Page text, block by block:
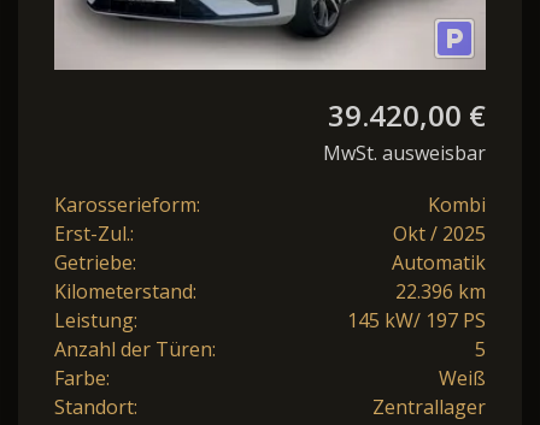
39.420,00 €
MwSt. ausweisbar
Karosserieform:
Kombi
Erst-Zul.:
Okt / 2025
Getriebe:
Automatik
Kilometerstand:
22.396 km
Leistung:
145 kW/ 197 PS
Anzahl der Türen:
5
Farbe:
Weiß
Standort:
Zentrallager